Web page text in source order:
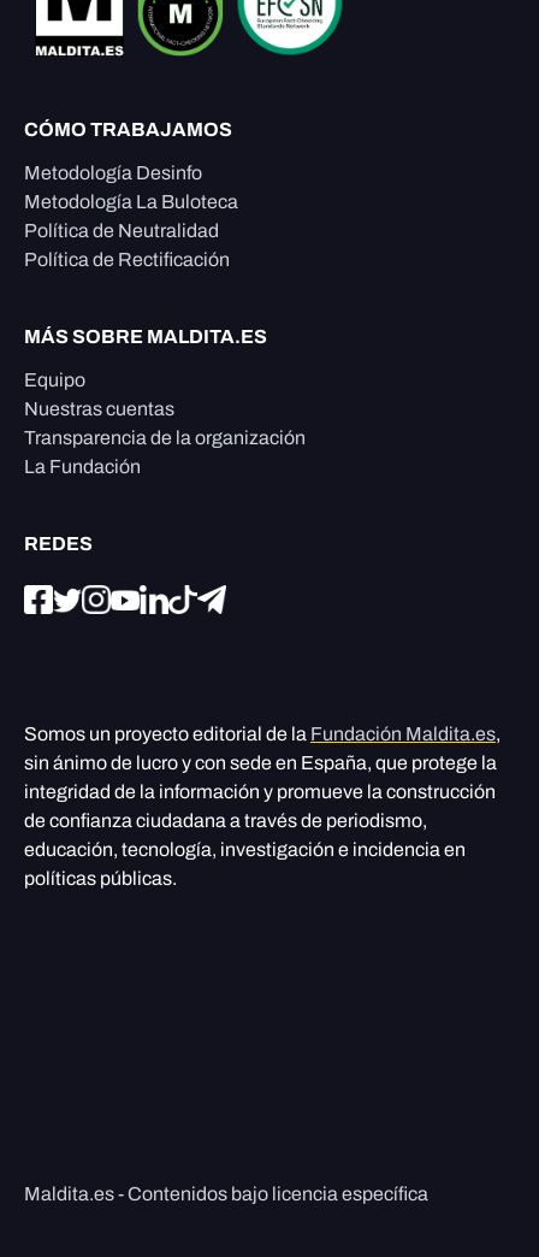
CÓMO TRABAJAMOS
Metodología Desinfo
Metodología La Buloteca
Política de Neutralidad
Política de Rectificación
MÁS SOBRE MALDITA.ES
Equipo
Nuestras cuentas
Transparencia de la organización
La Fundación
REDES
Somos un proyecto editorial de la Fundación Maldita.es,
sin ánimo de lucro y con sede en España, que protege la
integridad de la información y promueve la construcción
de confianza ciudadana a través de periodismo,
educación, tecnología, investigación e incidencia en
políticas públicas.
Maldita.es - Contenidos bajo licencia específica